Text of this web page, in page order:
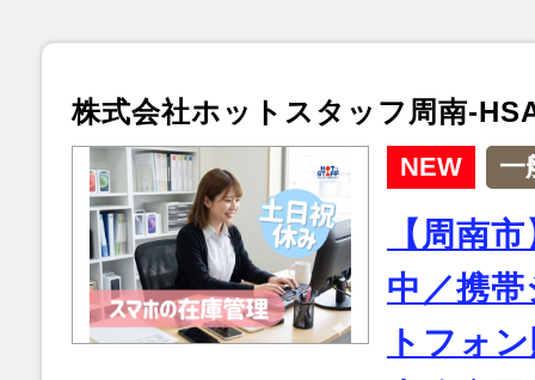
株式会社ホットスタッフ周南-
NEW 一
【周南
中／携
トフォ